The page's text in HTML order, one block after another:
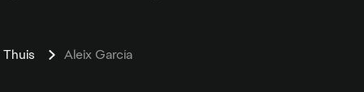
Thuis Aleix García